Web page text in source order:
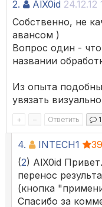
2. AlX0id
Собственно, не
авансом )
Вопрос один -
названии
Из опыта
увязать
+ – Ответить 1
4. INTECH1
(2) AlX0id
перенос
(кнопка
Спасибо за